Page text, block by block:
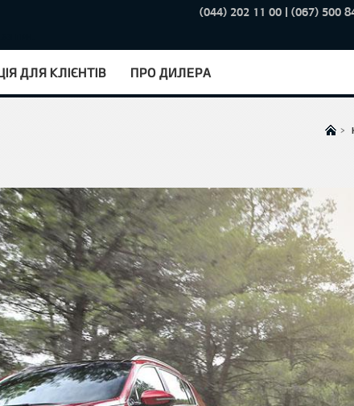
ДЛЯ КЛІЄНТІВ ПРО ДИЛЕРА
(044) 202 11 00 | (067) 500
>